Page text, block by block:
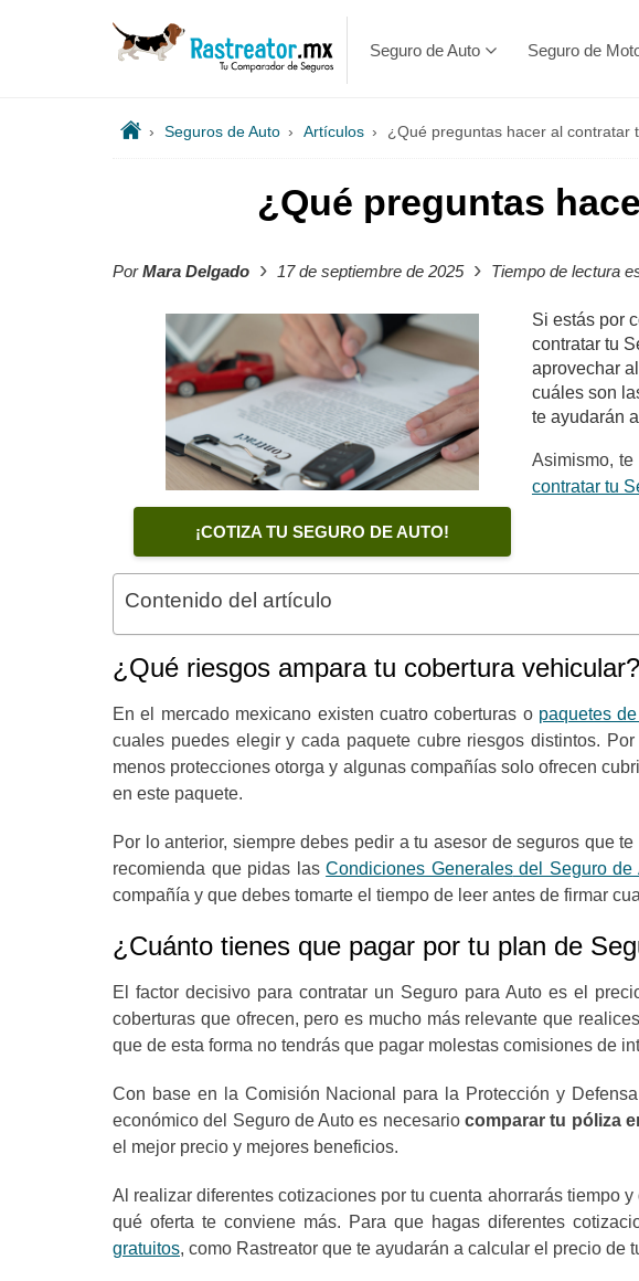
Seguro de Auto Seguro de
› Seguros de Auto › Artículos › ¿Qué preguntas hacer al contratar
¿Qué preguntas
PorMara Delgado › 17 de septiembre de 2025 › Tiempo de lectura
¡COTIZA TU SEGURO DE AUTO!
Si estás por
contratar tu
aprovechar
cuáles son
te ayudarán
Asimismo,
contratar tu
Contenido del artículo
¿Qué riesgos ampara tu cobertura vehicular?
En el mercado mexicano existen cuatro coberturas o paquetes
cuales puedes elegir y cada paquete cubre riesgos distintos.
menos protecciones otorga y algunas compañías solo ofrecen
en este paquete.
Por lo anterior, siempre debes pedir a tu asesor de seguros que
recomienda que pidas lasCondiciones Generalesdel Seguro de
compañía y que debes tomarte el tiempo de leer antes de firmar
¿Cuánto tienes que pagar por tu plan de
El factor decisivo para contratar un Seguro para Auto es el
coberturas que ofrecen, pero es mucho más relevante que
que de esta forma no tendrás que pagar molestas comisiones de
Con base en la Comisión Nacional para la Protección y
económico del Seguro de Auto es necesariocomparar tu póliza
el mejor precio y mejores beneficios.
Al realizar diferentes cotizaciones por tu cuenta ahorrarás tiempo
qué oferta te conviene más. Para que hagas diferentes
gratuitos, como Rastreator que te ayudarán a calcular el precio de